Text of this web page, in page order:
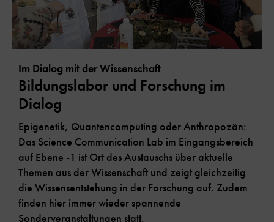
Im Dialog mit der Wissenschaft
Bildungslabor und Forschung im
Dialog
Epigenetik, Quantencomputing oder Anthropozän:
Das Science Communication Lab im Eingangsbereich
auf Ebene -1 ist Ort des Austauschs über aktuelle
Themen aus der Wissenschaft und zeigt gleichzeitig
die Wissensentstehung in der Forschung auf. Zudem
finden hier immer wieder spannende
Sonderveranstaltungen statt.